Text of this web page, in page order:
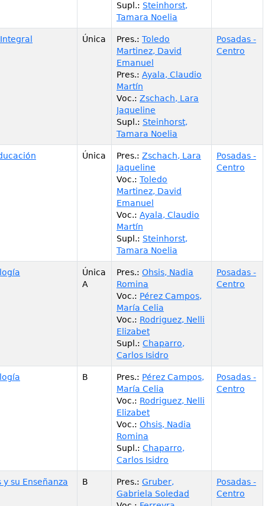
Supl.: Steinhorst,
Tamara Noelia
Única Pres.: Toledo
Martinez, David
Emanuel
Pres.: Ayala, Claudio
Martín
Voc.: Zschach, Lara
Jaqueline
Supl.: Steinhorst,
Tamara Noelia
Posadas -
Centro
Única Pres.: Zschach, Lara
Jaqueline
Voc.: Toledo
Martinez, David
Emanuel
Voc.: Ayala, Claudio
Martín
Supl.: Steinhorst,
Tamara Noelia
Posadas -
Centro
Única
A
Pres.: Ohsis, Nadia
Romina
Voc.: Pérez Campos,
María Celia
Voc.: Rodriguez, Nelli
Elizabet
Supl.: Chaparro,
Carlos Isidro
Posadas -
Centro
B Pres.: Pérez Campos,
María Celia
Voc.: Rodriguez, Nelli
Elizabet
Voc.: Ohsis, Nadia
Romina
Supl.: Chaparro,
Carlos Isidro
Posadas -
Centro
su Enseñanza B Pres.: Gruber,
Gabriela Soledad
Posadas -
Centro